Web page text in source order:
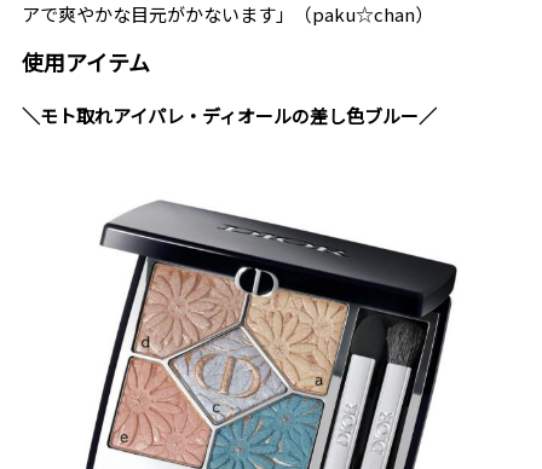
アで爽やかな目元がかないます」（paku☆chan）
使用アイテム
＼モト取れアイパレ・ディオールの差し色ブルー／